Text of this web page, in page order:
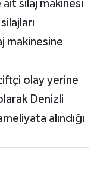
silaj makinesi
makinesine
olay yerine
Denizli
alındığı